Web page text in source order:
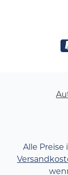
Alle Preise